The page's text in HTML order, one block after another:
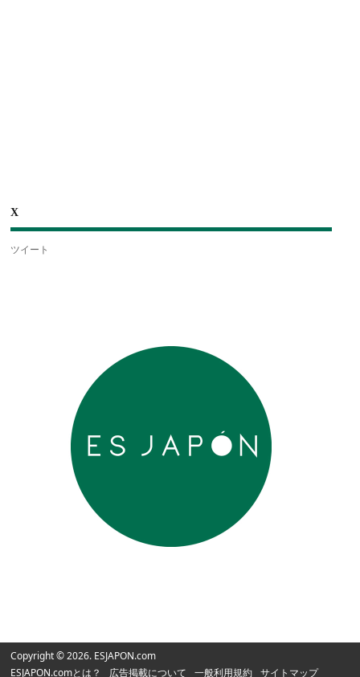
X
ツイート
Copyright © 2026. ESJAPON.com
ESJAPON.comとは？
広告掲載について 一般利用規約 サイトマップ